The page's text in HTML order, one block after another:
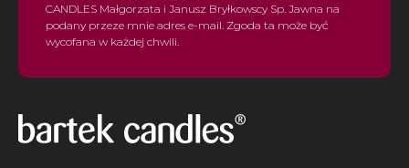
CANDLES Małgorzata i Janusz Bryłkowscy Sp. Jawna na
podany przeze mnie adres e-mail. Zgoda ta może być
wycofana w każdej chwili.